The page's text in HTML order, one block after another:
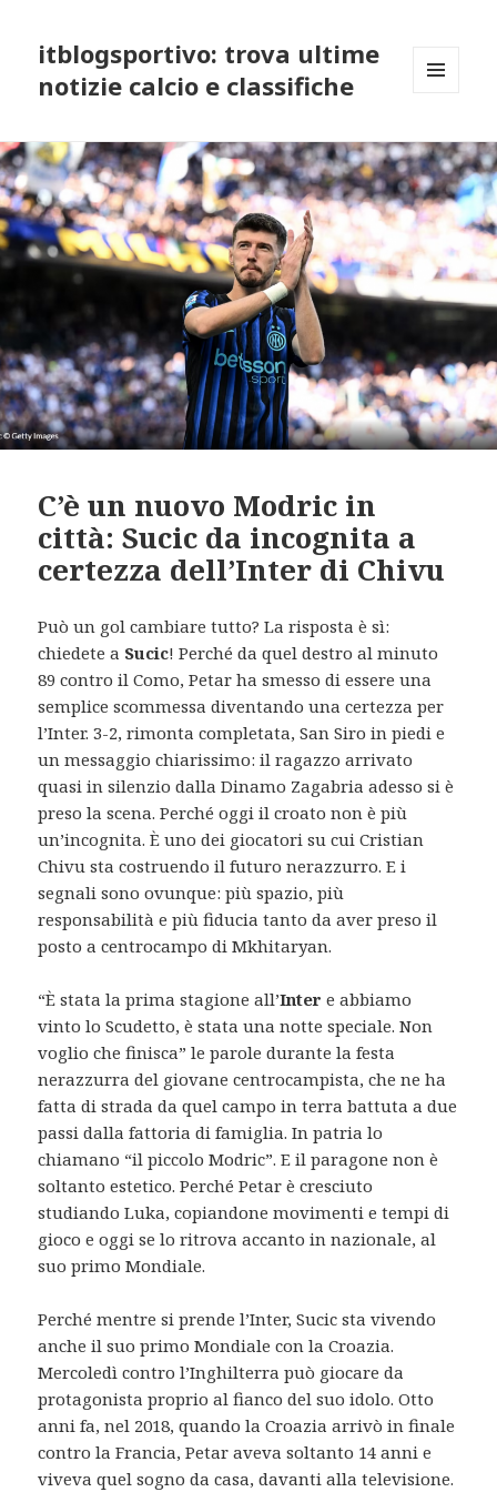
itblogsportivo: trova ultime
notizie calcio e classifiche
WIDGETS
C’è un nuovo Modric in
città: Sucic da incognita a
certezza dell’Inter di Chivu
Può un gol cambiare tutto? La risposta è sì:
chiedete a Sucic! Perché da quel destro al minuto
89 contro il Como, Petar ha smesso di essere una
semplice scommessa diventando una certezza per
l’Inter. 3-2, rimonta completata, San Siro in piedi e
un messaggio chiarissimo: il ragazzo arrivato
quasi in silenzio dalla Dinamo Zagabria adesso si è
preso la scena. Perché oggi il croato non è più
un’incognita. È uno dei giocatori su cui Cristian
Chivu sta costruendo il futuro nerazzurro. E i
segnali sono ovunque: più spazio, più
responsabilità e più fiducia tanto da aver preso il
posto a centrocampo di Mkhitaryan.
“È stata la prima stagione all’Inter e abbiamo
vinto lo Scudetto, è stata una notte speciale. Non
voglio che finisca” le parole durante la festa
nerazzurra del giovane centrocampista, che ne ha
fatta di strada da quel campo in terra battuta a due
passi dalla fattoria di famiglia. In patria lo
chiamano “il piccolo Modric”. E il paragone non è
soltanto estetico. Perché Petar è cresciuto
studiando Luka, copiandone movimenti e tempi di
gioco e oggi se lo ritrova accanto in nazionale, al
suo primo Mondiale.
Perché mentre si prende l’Inter, Sucic sta vivendo
anche il suo primo Mondiale con la Croazia.
Mercoledì contro l’Inghilterra può giocare da
protagonista proprio al fianco del suo idolo. Otto
anni fa, nel 2018, quando la Croazia arrivò in finale
contro la Francia, Petar aveva soltanto 14 anni e
viveva quel sogno da casa, davanti alla televisione.